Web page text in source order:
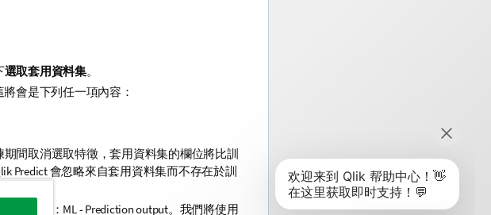
選取套用資料集。
將會是下列任一項內容：
間取消選取特徵，套用資料集的欄位將比訓
Predict會忽略來自套用資料集而不存在於訓
以下名稱： ML - Prediction output。我們將使用